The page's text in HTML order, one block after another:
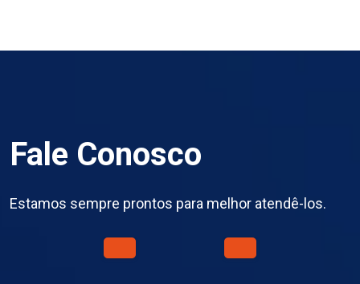
Fale Conosco
Estamos sempre prontos para melhor atendê-los.